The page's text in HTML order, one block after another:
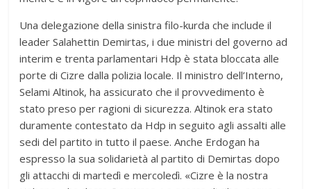
Una dele­ga­zione della sini­stra filo-kurda che include il
lea­der Sala­het­tin Demir­tas, i due mini­stri del governo ad
inte­rim e trenta par­la­men­tari Hdp è stata bloc­cata alle
porte di Cizre dalla poli­zia locale. Il mini­stro dell’Interno,
Selami Alti­nok, ha assi­cu­rato che il prov­ve­di­mento è
stato preso per ragioni di sicu­rezza. Alti­nok era stato
dura­mente con­te­stato da Hdp in seguito agli assalti alle
sedi del par­tito in tutto il paese. Anche Erdo­gan ha
espresso la sua soli­da­rietà al par­tito di Demir­tas dopo
gli attac­chi di mar­tedì e mer­co­ledì. «Cizre è la nostra